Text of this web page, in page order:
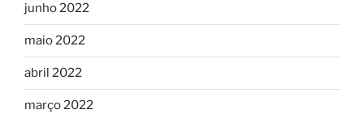
junho 2022
maio 2022
abril 2022
março 2022